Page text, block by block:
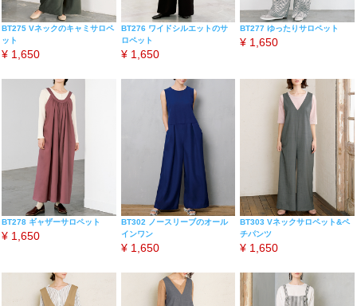
BT275 Vネックのキャミサロペ
ット
¥ 1,650
BT276 ワイドシルエットのサ
ロペット
¥ 1,650
BT277 ゆったりサロペット
¥ 1,650
BT278 ギャザーサロペット
¥ 1,650
BT302 ノースリーブのオール
インワン
¥ 1,650
BT303 Vネックサロペット&ペ
チパンツ
¥ 1,650